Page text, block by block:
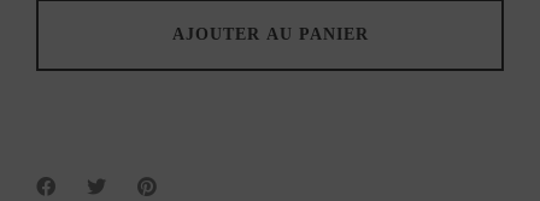
AJOUTER AU PANIER